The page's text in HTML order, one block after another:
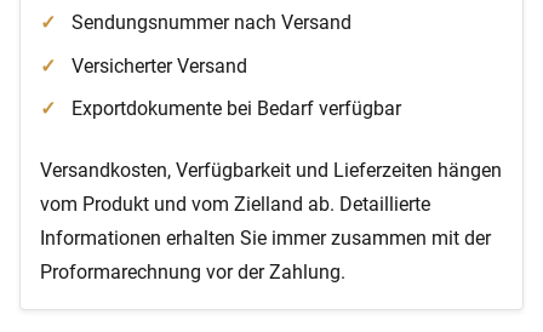
Sendungsnummer nach Versand
Versicherter Versand
Exportdokumente bei Bedarf verfügbar
Versandkosten, Verfügbarkeit und Lieferzeiten hängen
vom Produkt und vom Zielland ab. Detaillierte
Informationen erhalten Sie immer zusammen mit der
Proformarechnung vor der Zahlung.